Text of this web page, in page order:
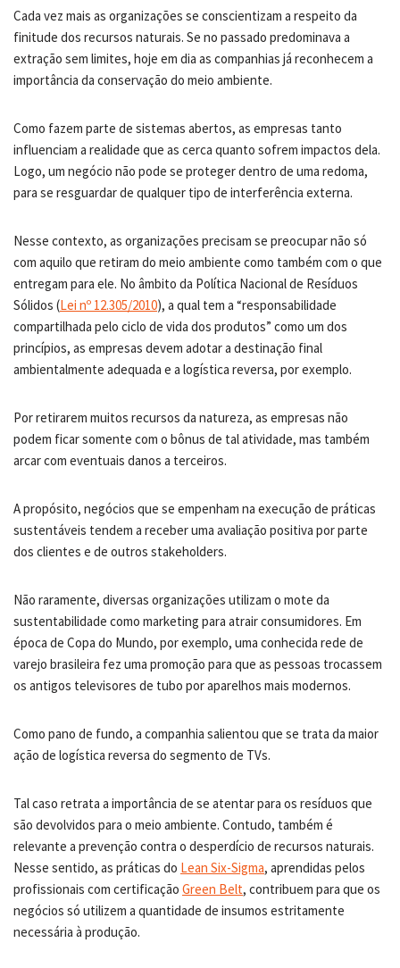
Cada vez mais as organizações se conscientizam a respeito da
finitude dos recursos naturais. Se no passado predominava a
extração sem limites, hoje em dia as companhias já reconhecem a
importância da conservação do meio ambiente.
Como fazem parte de sistemas abertos, as empresas tanto
influenciam a realidade que as cerca quanto sofrem impactos dela.
Logo, um negócio não pode se proteger dentro de uma redoma,
para se resguardar de qualquer tipo de interferência externa.
Nesse contexto, as organizações precisam se preocupar não só
com aquilo que retiram do meio ambiente como também com o que
entregam para ele. No âmbito da Política Nacional de Resíduos
Sólidos (Lei nº 12.305/2010), a qual tem a “responsabilidade
compartilhada pelo ciclo de vida dos produtos” como um dos
princípios, as empresas devem adotar a destinação final
ambientalmente adequada e a logística reversa, por exemplo.
Por retirarem muitos recursos da natureza, as empresas não
podem ficar somente com o bônus de tal atividade, mas também
arcar com eventuais danos a terceiros.
A propósito, negócios que se empenham na execução de práticas
sustentáveis tendem a receber uma avaliação positiva por parte
dos clientes e de outros stakeholders.
Não raramente, diversas organizações utilizam o mote da
sustentabilidade como marketing para atrair consumidores. Em
época de Copa do Mundo, por exemplo, uma conhecida rede de
varejo brasileira fez uma promoção para que as pessoas trocassem
os antigos televisores de tubo por aparelhos mais modernos.
Como pano de fundo, a companhia salientou que se trata da maior
ação de logística reversa do segmento de TVs.
Tal caso retrata a importância de se atentar para os resíduos que
são devolvidos para o meio ambiente. Contudo, também é
relevante a prevenção contra o desperdício de recursos naturais.
Nesse sentido, as práticas do Lean Six-Sigma, aprendidas pelos
profissionais com certificação Green Belt, contribuem para que os
negócios só utilizem a quantidade de insumos estritamente
necessária à produção.